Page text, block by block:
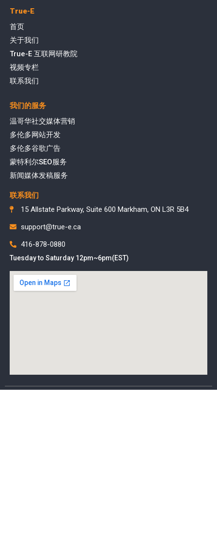
True-E
首页
关于我们
True-E 互联网研教院
视频专栏
联系我们
我们的服务
温哥华社交媒体营销
多伦多网站开发
多伦多谷歌广告
蒙特利尔SEO服务
新闻媒体发稿服务
联系我们
15 Allstate Parkway, Suite 600 Markham, ON L3R 5B4
support@true-e.ca
416-878-0880
Tuesday to Saturday 12pm~6pm(EST)